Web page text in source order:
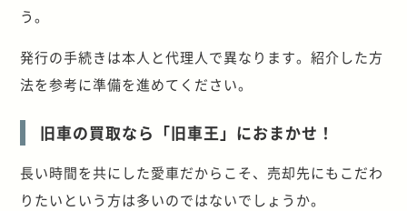
う。
発行の手続きは本人と代理人で異なります。紹介した方
法を参考に準備を進めてください。
旧車の買取なら「旧車王」におまかせ！
長い時間を共にした愛車だからこそ、売却先にもこだわ
りたいという方は多いのではないでしょうか。